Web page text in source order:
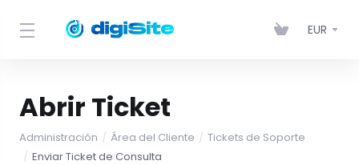
EUR
Abrir Ticket
Administración Área del Cliente
Tickets de Soporte
Enviar Ticket de Consulta